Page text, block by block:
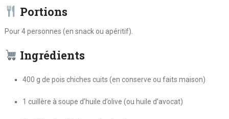
Portions
Pour 4 personnes (en snack ou apéritif).
Ingrédients
400 g de pois chiches cuits (en conserve ou faits maison)
1 cuillère à soupe d’huile d’olive (ou huile d’avocat)